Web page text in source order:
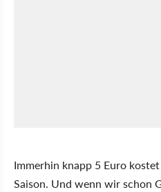
Immerhin knapp 5 Euro
Saison. Und wenn wir schon